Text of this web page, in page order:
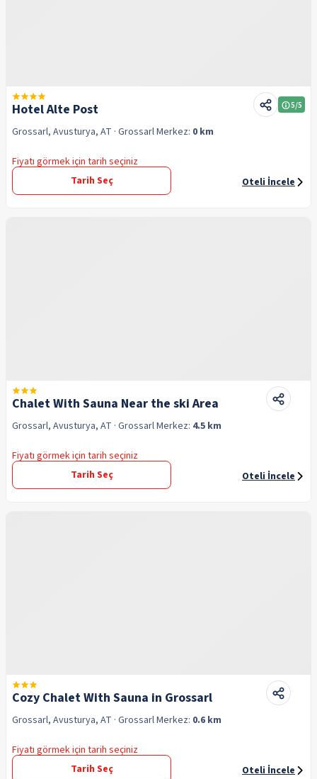
Hotel Alte Post 5/5
Grossarl, Avusturya, AT · GrossarlMerkez: 0 km
Fiyatı görmek için tarih seçiniz
Tarih Seç
Oteli İncele
Chalet With Sauna Near the ski Area
Grossarl, Avusturya, AT · GrossarlMerkez: 4.5 km
Fiyatı görmek için tarih seçiniz
Tarih Seç
Oteli İncele
Cozy Chalet With Sauna in Grossarl
Grossarl, Avusturya, AT · GrossarlMerkez: 0.6 km
Fiyatı görmek için tarih seçiniz
Tarih Seç
Oteli İncele